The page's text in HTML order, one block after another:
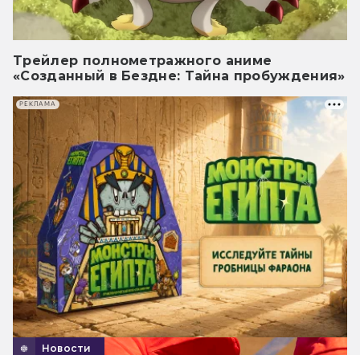
Трейлер полнометражного аниме
«Созданный в Бездне: Тайна пробуждения»
Новости
РЕКЛАМА